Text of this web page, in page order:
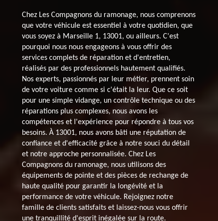
Chez Les Compagnons du ramonage, nous comprenons
que votre véhicule est essentiel à votre quotidien, que
vous soyez à Marseille 1, 13001, ou ailleurs. C'est
pourquoi nous nous engageons à vous offrir des
services complets de réparation et d'entretien,
réalisés par des professionnels hautement qualifiés.
Nos experts, passionnés par leur métier, prennent soin
de votre voiture comme si c'était la leur. Que ce soit
pour une simple vidange, un contrôle technique ou des
réparations plus complexes, nous avons les
compétences et l'expérience pour répondre à tous vos
besoins. À 13001, nous avons bâti une réputation de
confiance et d'efficacité grâce à notre souci du détail
et notre approche personnalisée. Chez Les
Compagnons du ramonage, nous utilisons des
équipements de pointe et des pièces de rechange de
haute qualité pour garantir la longévité et la
performance de votre véhicule. Rejoignez notre
famille de clients satisfaits et laissez-nous vous offrir
une tranquillité d'esprit inégalée sur la route.